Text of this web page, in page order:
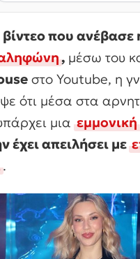
βίντεο που ανέβασε
, μέσω του
στο Youtube, η
ότι μέσα στα
μια
έχει απειλήσει με
.